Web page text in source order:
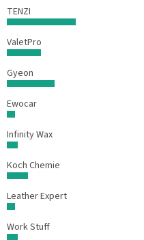
TENZI
ValetPro
Gyeon
Ewocar
Infinity Wax
Koch Chemie
Leather Expert
Work Stuff